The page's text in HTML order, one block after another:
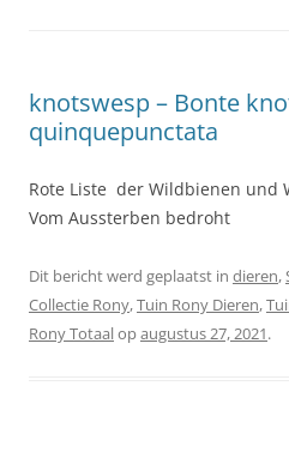
knotswesp – Bonte
quinquepunctata
Rote Liste der Wildbienen und
Vom Aussterben bedroht
Dit bericht werd geplaatst in dieren,
Collectie Rony,Tuin Rony Dieren,
Rony Totaalopaugustus 27, 2021.